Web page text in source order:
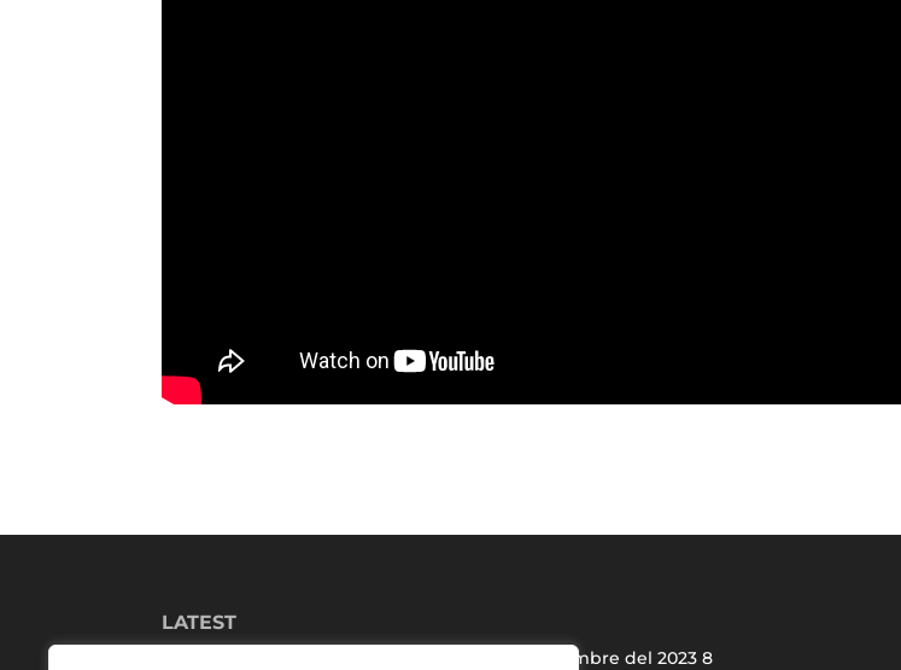
LATEST
mundaka highlights | sesión del 28 de septiembre del 2023 8